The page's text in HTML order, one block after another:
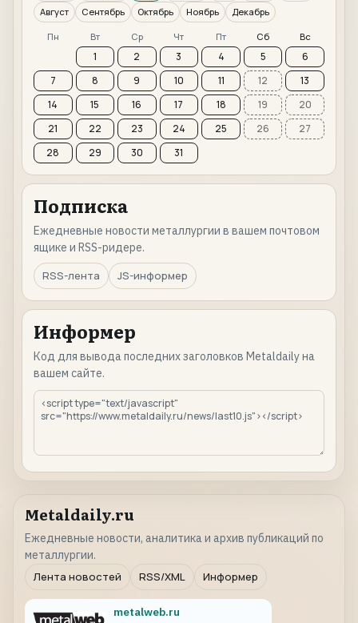
Август
Сентябрь Октябрь Ноябрь Декабрь
Пн Вт Ср Чт Пт Сб Вс
1 2 3 4 5
6
7
8 9 10 11 12
13
14
15 16 17 18 19
20
21
22 23 24 25 26
27
28
29 30 31
Подписка
Ежедневные новости металлургии в вашем почтовом
ящике и RSS-ридере.
RSS-лента
JS-информер
Информер
Код для вывода последних заголовков Metaldaily на
вашем сайте.
Metaldaily.ru
Ежедневные новости, аналитика и архив публикаций по
металлургии.
Лента новостей
RSS/XML Информер
metalweb.ru